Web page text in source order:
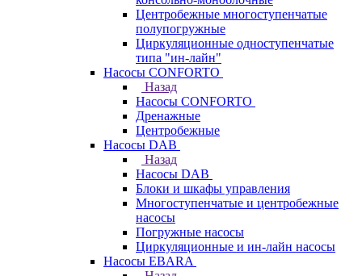
Центробежные многоступенчатые
полупогружные
Циркуляционные одноступенчатые
типа "ин-лайн"
Насосы CONFORTO
Назад
Насосы CONFORTO
Дренажные
Центробежные
Насосы DAB
Назад
Насосы DAB
Блоки и шкафы управления
Многоступенчатые и центробежные
насосы
Погружные насосы
Циркуляционные и ин-лайн насосы
Насосы EBARA